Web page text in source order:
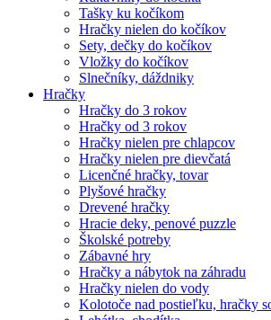
Tašky ku kočíkom
Hračky nielen do kočíkov
Sety, dečky do kočíkov
Vložky do kočíkov
Slnečníky, dáždniky
Hračky
Hračky do 3 rokov
Hračky od 3 rokov
Hračky nielen pre chlapcov
Hračky nielen pre dievčatá
Licenčné hračky, tovar
Plyšové hračky
Drevené hračky
Hracie deky, penové puzzle
Školské potreby
Zábavné hry
Hračky a nábytok na záhradu
Hračky nielen do vody
Kolotoče nad postieľku, hračky